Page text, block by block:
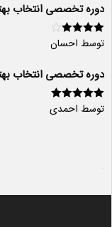
دوره تخصصی انتخاب
امتیاز 4از
توسط احسان
دوره تخصصی انتخاب
امتیاز 5از 5
توسط احمدی